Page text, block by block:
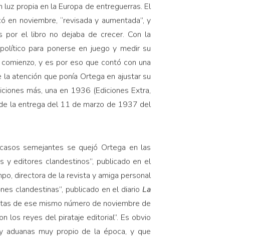
propia en la Europa de entreguerras. El
noviembre, “revisada y aumentada”, y
por el libro no dejaba de crecer. Con la
para ponerse en juego y medir su
y es por eso que contó con una
atención que ponía Ortega en ajustar su
más, una en 1936 (Ediciones Extra,
la entrega del 11 de marzo de 1937 del
semejantes se quejó Ortega en las
y editores clandestinos”, publicado en el
directora de la revista y amiga personal
clandestinas”, publicado en el diario La
de ese mismo número de noviembre de
los reyes del pirataje editorial”. Es obvio
aduanas muy propio de la época, y que